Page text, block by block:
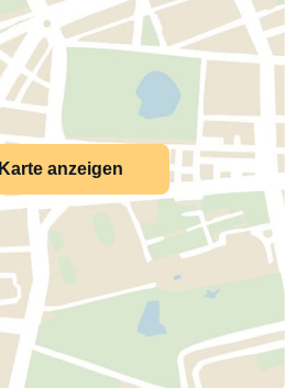
Karte anzeigen